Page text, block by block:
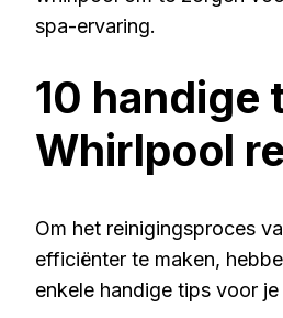
spa-ervaring.
10 handige
Whirlpool
Om het reinigingsproces
efficiënter te maken,
enkele handige tips voor